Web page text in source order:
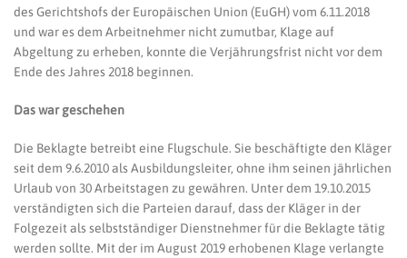
des Gerichtshofs der Europäischen Union (EuGH) vom 6.11.2018
und war es dem Arbeitnehmer nicht zumutbar, Klage auf
Abgeltung zu erheben, konnte die Verjährungsfrist nicht vor dem
Ende des Jahres 2018 beginnen.
Das war geschehen
Die Beklagte betreibt eine Flugschule. Sie beschäftigte den Kläger
seit dem 9.6.2010 als Ausbildungsleiter, ohne ihm seinen jährlichen
Urlaub von 30 Arbeitstagen zu gewähren. Unter dem 19.10.2015
verständigten sich die Parteien darauf, dass der Kläger in der
Folgezeit als selbstständiger Dienstnehmer für die Beklagte tätig
werden sollte. Mit der im August 2019 erhobenen Klage verlangte